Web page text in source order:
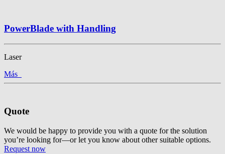
PowerBlade with Handling
Laser
Más
Quote
We would be happy to provide you with a quote for the solution
you’re looking for—or let you know about other suitable options.
Request now